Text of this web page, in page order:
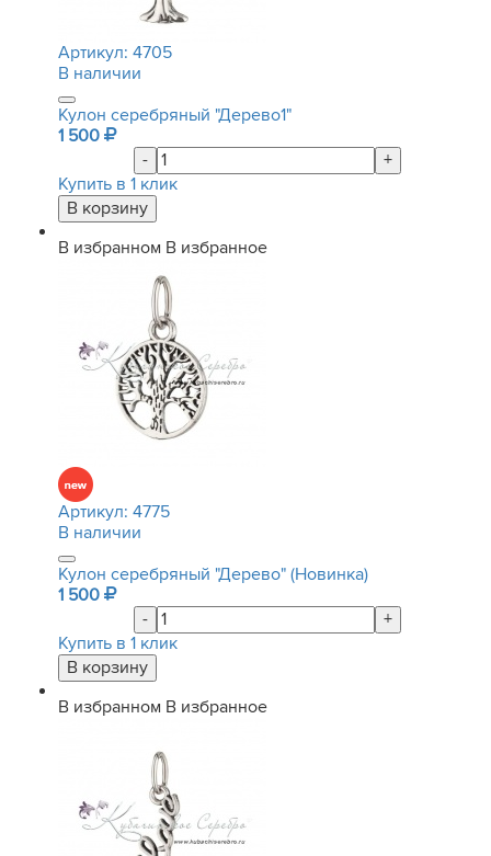
Артикул: 4705
В наличии
Кулон серебряный "Дерево1"
1 500
-
+
Купить в 1 клик
В избранном В избранное
Артикул: 4775
В наличии
Кулон серебряный "Дерево" (Новинка)
1 500
-
+
Купить в 1 клик
В избранном В избранное